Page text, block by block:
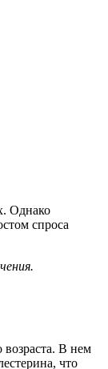
Однако
спроса
В нем
что